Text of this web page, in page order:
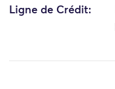
Ligne de Crédit: